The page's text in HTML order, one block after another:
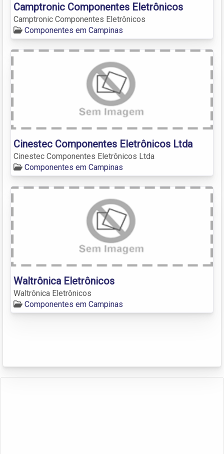
Camptronic Componentes Eletrônicos
Camptronic Componentes Eletrônicos
Componentes em Campinas
Cinestec Componentes Eletrônicos Ltda
Cinestec Componentes Eletrônicos Ltda
Componentes em Campinas
Waltrônica Eletrônicos
Waltrônica Eletrônicos
Componentes em Campinas